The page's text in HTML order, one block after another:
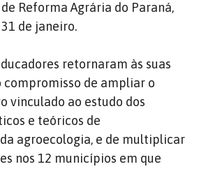
de Reforma Agrária do Paraná,
de janeiro.
retornaram às suas
compromisso de ampliar o
vinculado ao estudo dos
e teóricos de
agroecologia, e de multiplicar
nos 12 municípios em que